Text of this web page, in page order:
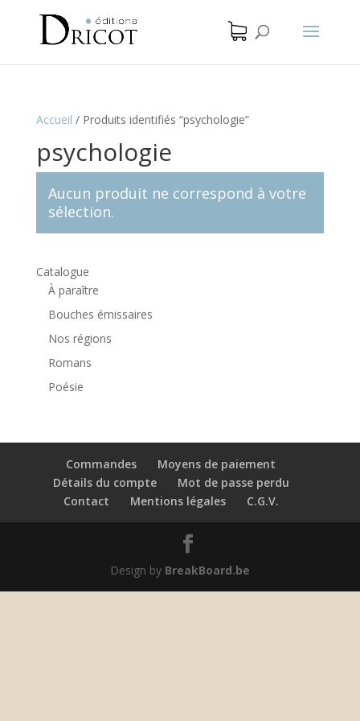
Accueil / Produits identifiés “psychologie”
psychologie
Aucun produit ne correspond à votre
sélection.
Catalogue
À paraître
Bouches émissaires
Nos régions
Romans
Poésie
Commandes
Moyens de paiement
Détails du compte
Mot de passe perdu
Contact
Mentions légales C.G.V.
Design by BreakBoard.be